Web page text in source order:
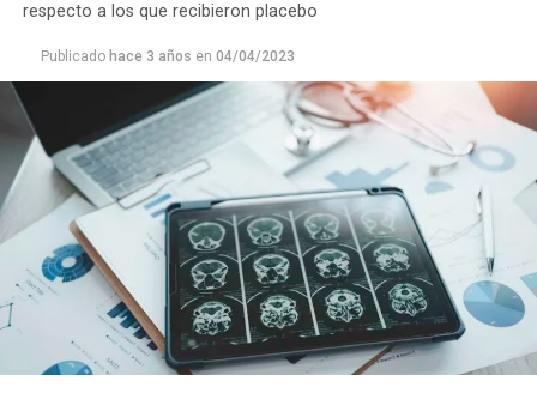
respecto a los que recibieron placebo
Publicado hace 3 años en 04/04/2023